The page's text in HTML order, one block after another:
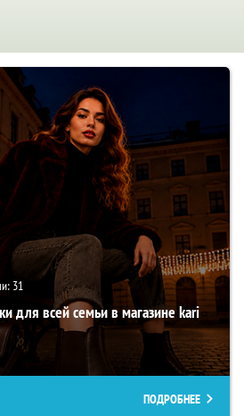
31
для всей семьи в магазине kari
ПОДРОБНЕЕ